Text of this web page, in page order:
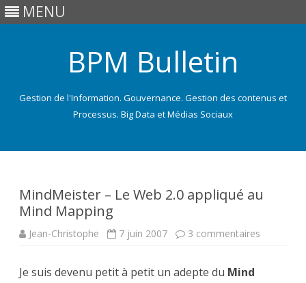
MENU
BPM Bulletin
Gestion de l'Information. Gouvernance. Gestion des contenus et
Processus. Big Data et Médias Sociaux
MindMeister – Le Web 2.0 appliqué au
Mind Mapping
Jean-Christophe 7 juin 2007 3 commentaires
Je suis devenu petit à petit un adepte du Mind